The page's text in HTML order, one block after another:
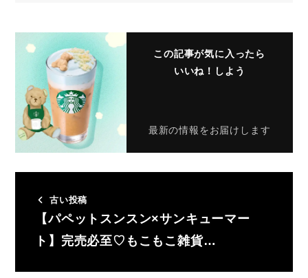
この記事が気に入ったら
いいね！しよう
最新の情報をお届けします
古い投稿
【パペットスンスン×サンキューマー
ト】完売必至♡もこもこ雑貨…